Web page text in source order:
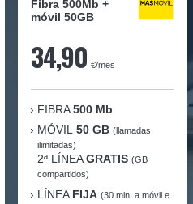
Fibra 500Mb +
móvil 50GB
34,90 €/mes
FIBRA 500 Mb
MÓVIL 50 GB (llamadas
ilimitadas)
2ª LÍNEAGRATIS (GB
compartidos)
LÍNEA FIJA (30 min. a móvil e